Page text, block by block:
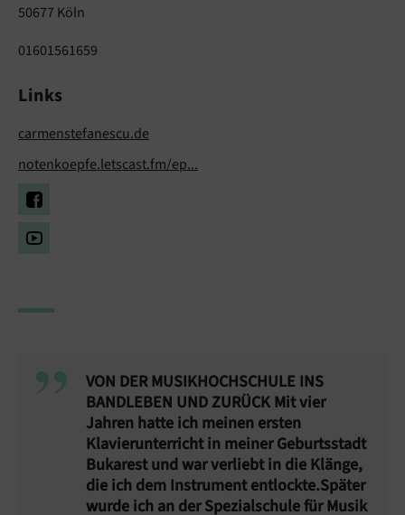
50677 Köln
01601561659
Links
carmenstefanescu.de
notenkoepfe.letscast.fm/ep...
VON DER MUSIKHOCHSCHULE INS
BANDLEBEN UND ZURÜCK Mit vier
Jahren hatte ich meinen ersten
Klavierunterricht in meiner Geburtsstadt
Bukarest und war verliebt in die Klänge,
die ich dem Instrument entlockte.Später
wurde ich an der Spezialschule für Musik